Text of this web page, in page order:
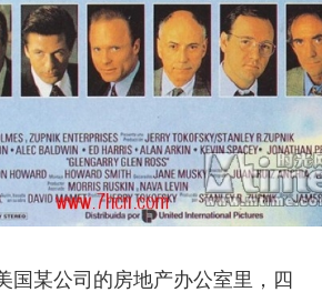
国某公司的房地产办公室里，四